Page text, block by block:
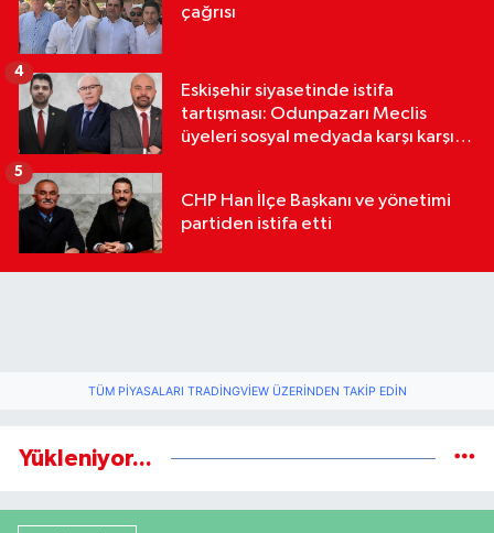
çağrısı
Eskişehir siyasetinde istifa
tartışması: Odunpazarı Meclis
üyeleri sosyal medyada karşı karşıya
4
CHP Han İlçe Başkanı ve yönetimi
partiden istifa etti
5
TÜM PIYASALARI TRADINGVIEW ÜZERINDEN TAKIP EDIN
Yükleniyor...